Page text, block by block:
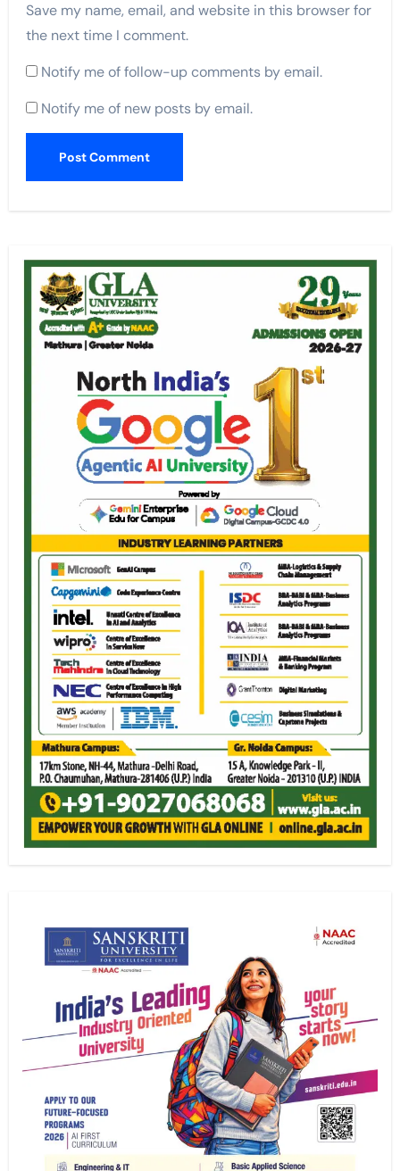
Save my name, email, and website in this browser for
the next time I comment.
Notify me of follow-up comments by email.
Notify me of new posts by email.